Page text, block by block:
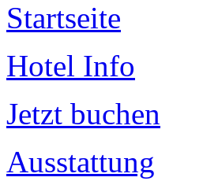
Startseite
Hotel Info
Jetzt buchen
Ausstattung